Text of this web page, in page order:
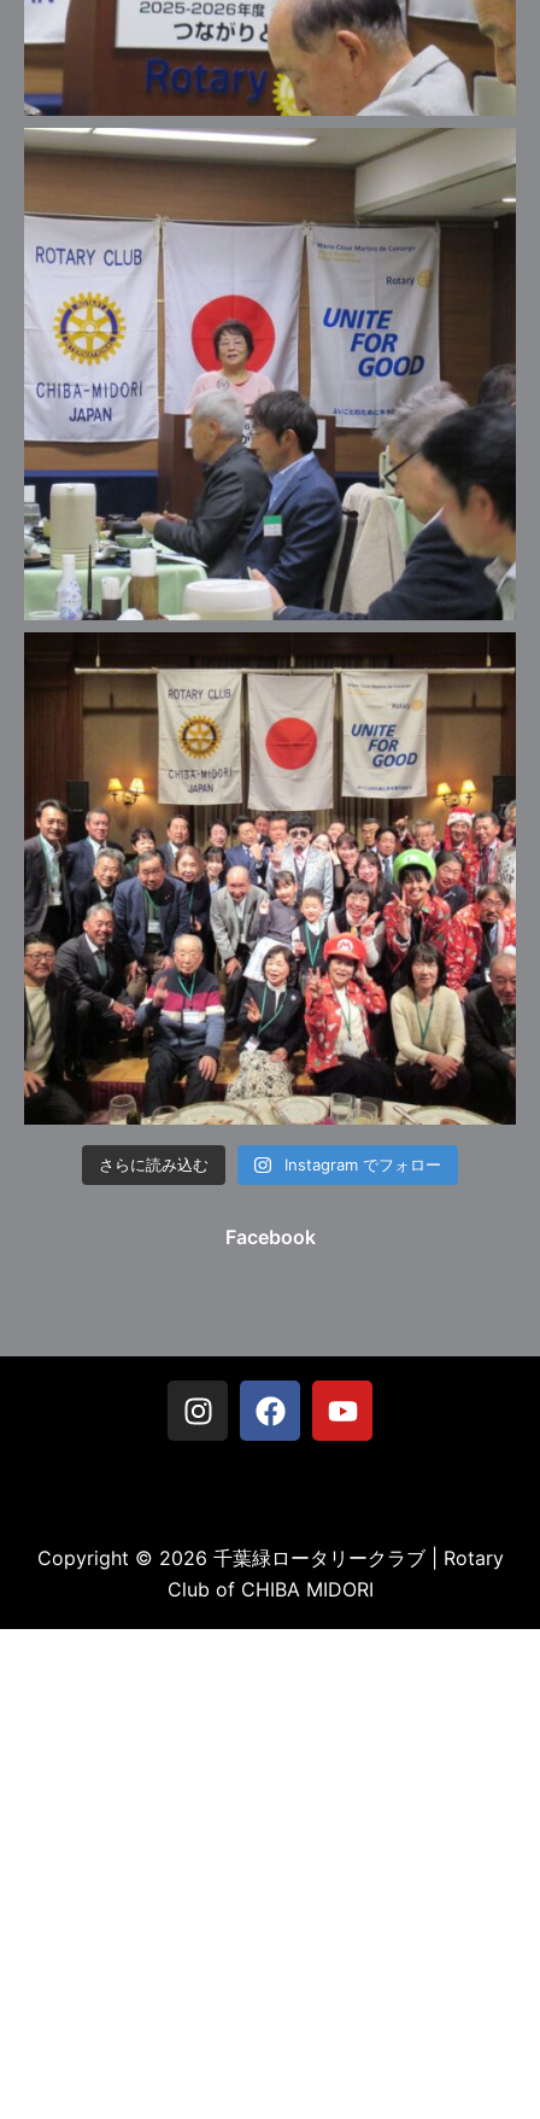
さらに読み込む Instagram でフォロー
Facebook
Copyright © 2026 千葉緑ロータリークラブ | Rotary
Club of CHIBA MIDORI